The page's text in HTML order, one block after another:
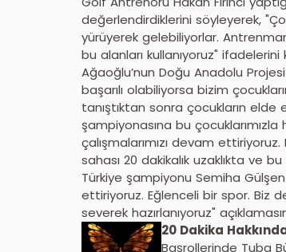
değerlendirdiklerini söyleyerek,
yürüyerek gelebiliyorlar.
bu alanları kullanıyoruz"
Ağaoğlu’nun Doğu Anadolu Projesi
başarılı olabiliyorsa bizim
tanıştıktan sonra çocukların elde
şampiyonasına bu çocuklarımızla
çalışmalarımızı devam
sahası 20 dakikalık uzaklıkta ve
Türkiye şampiyonu Semiha
ettiriyoruz. Eğlenceli bir spor. Biz
severek hazırlanıyoruz"
20 Dakika
Başrollerinde Tuba